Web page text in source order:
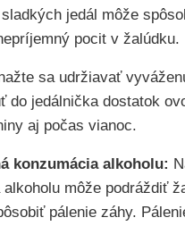
jedál môže
pocit v žalúdku.
sa udržiavať
do jedálnička dostatok
aj počas vianoc.
konzumácia alkoholu:
alkoholu môže podráždiť
pálenie záhy.